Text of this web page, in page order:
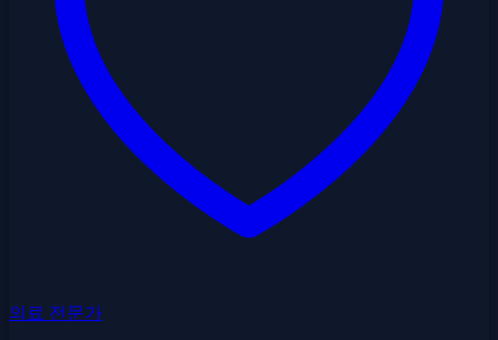
의료 전문가